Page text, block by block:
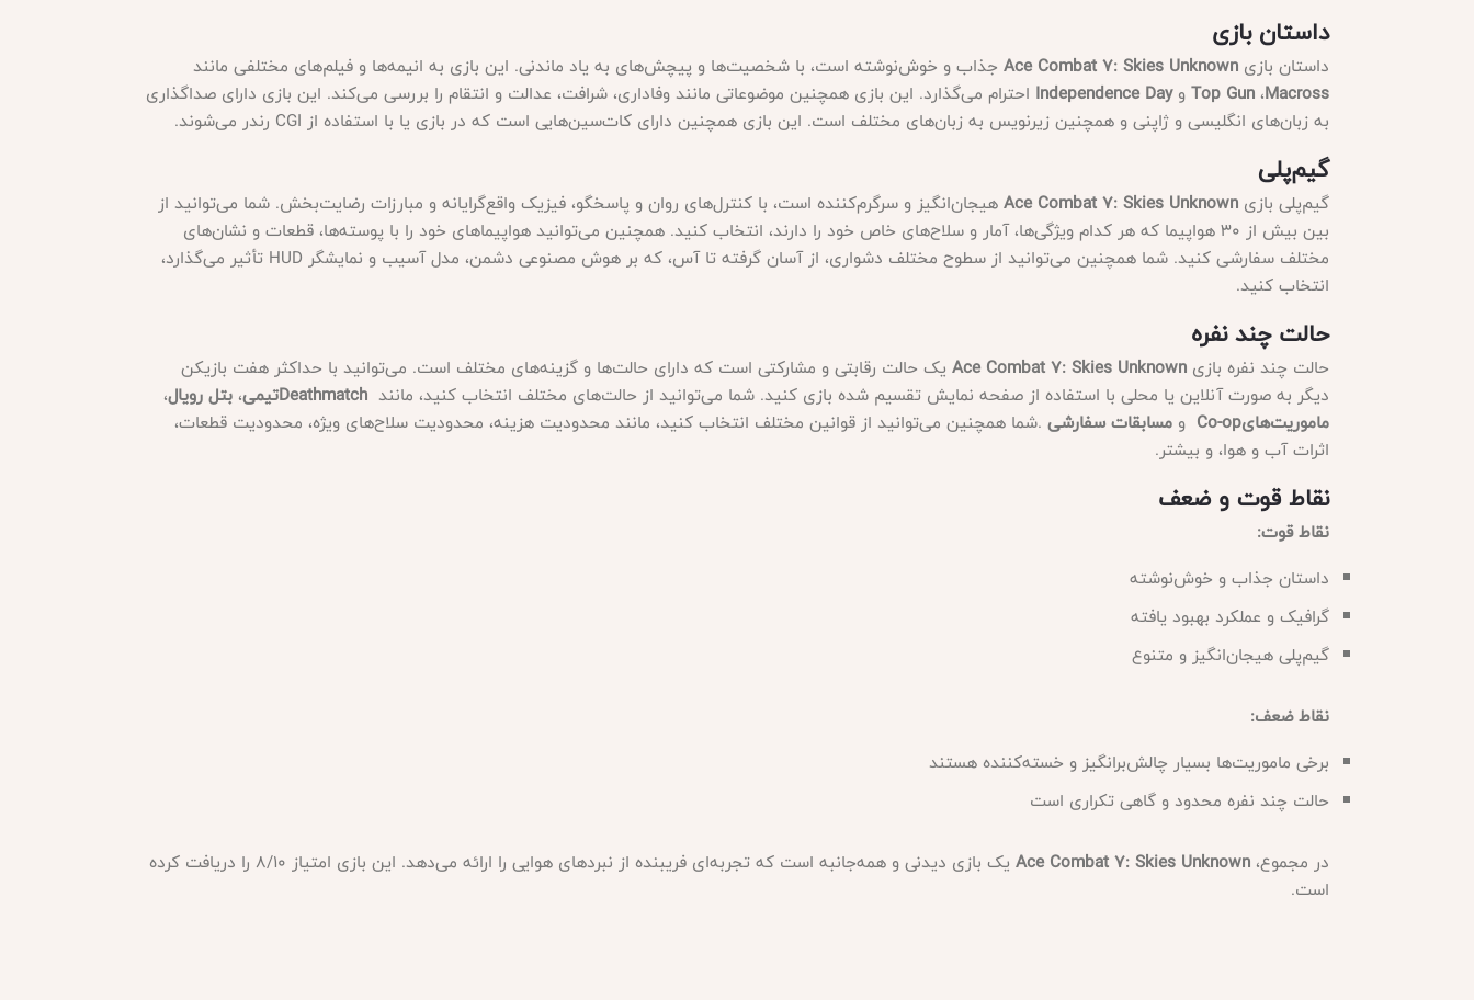
داستان بازی
داستان بازی Ace Combat 7: Skies Unknown جذاب و خوش‌نوشته است، با شخصیت‌ها و پیچش‌های به یاد ماندنی. این بازی به انیمه‌ها و فیلم‌های مختلفی مانند
Macross، Top GunوIndependence Day احترام می‌گذارد. این بازی همچنین موضوعاتی مانند وفاداری، شرافت، عدالت و انتقام را بررسی می‌کند. این بازی دارای صداگذاری
به زبان‌های انگلیسی و ژاپنی و همچنین زیرنویس به زبان‌های مختلف است. این بازی همچنین دارای کات‌سین‌هایی است که در بازی یا با استفاده از CGI رندر می‌شوند.
گیم‌پلی
گیم‌پلی بازی Ace Combat 7: Skies Unknownهیجان‌انگیز و سرگرم‌کننده است، با کنترل‌های روان و پاسخگو، فیزیک واقع‌گرایانه و مبارزات رضایت‌بخش. شما می‌توانید از
بین بیش از 30 هواپیما که هر کدام ویژگی‌ها، آمار و سلاح‌های خاص خود را دارند، انتخاب کنید. همچنین می‌توانید هواپیماهای خود را با پوسته‌ها، قطعات و نشان‌های
مختلف سفارشی کنید. شما همچنین می‌توانید از سطوح مختلف دشواری، از آسان گرفته تا آس، که بر هوش مصنوعی دشمن، مدل آسیب و نمایشگر HUD تأثیر می‌گذارد،
انتخاب کنید.
حالت چند نفره
حالت چند نفره بازی Ace Combat 7: Skies Unknown یک حالت رقابتی و مشارکتی است که دارای حالت‌ها و گزینه‌های مختلف است. می‌توانید با حداکثر هفت بازیکن
دیگر به صورت آنلاین یا محلی با استفاده از صفحه نمایش تقسیم شده بازی کنید. شما می‌توانید از حالت‌های مختلف انتخاب کنید، مانند Deathmatchتیمی، بتل رویال،
ماموریت‌هایCo-op و مسابقات سفارشی .شما همچنین می‌توانید از قوانین مختلف انتخاب کنید، مانند محدودیت هزینه، محدودیت سلاح‌های ویژه، محدودیت قطعات،
اثرات آب و هوا، و بیشتر.
نقاط قوت و ضعف
نقاط قوت:
داستان جذاب و خوش‌نوشته
گرافیک و عملکرد بهبود یافته
گیم‌پلی هیجان‌انگیز و متنوع
نقاط ضعف:
برخی ماموریت‌ها بسیار چالش‌برانگیز و خسته‌کننده هستند
حالت چند نفره محدود و گاهی تکراری است
در مجموع، Ace Combat 7: Skies Unknown
یک بازی دیدنی و همه‌جانبه است که تجربه‌ای فریبنده از نبردهای هوایی را ارائه می‌دهد. این بازی امتیاز 8/10 را دریافت کرده
است.